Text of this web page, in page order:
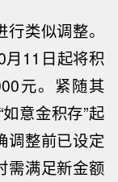
类似调整。
月11日起将积
元。紧随其
意金积存”起
调整前已设定
需满足新金额